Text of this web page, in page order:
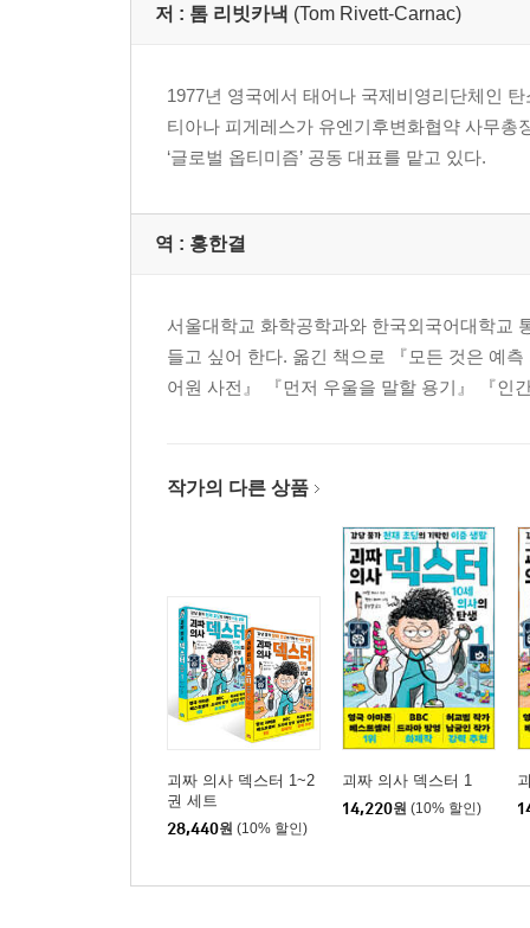
열 번째 행동: 정치 참여에 나서자
결론: 새로운 이야기
지금 할 수 있는 일
감사의 글
저 : 톰 리빗카낵 (Tom Rivett-Carnac)
1977년 영국에서 태어나 국제비영리단체인
티아나 피게레스가 유엔기후변화협약 사무
‘글로벌 옵티미즘’ 공동 대표를 맡고 있다.
역 : 홍한결
서울대학교 화학공학과와 한국외국어대학교
들고 싶어 한다. 옮긴 책으로 『모든 것은 예
어원 사전』 『먼저 우울을 말할 용기』 『인
작가의 다른 상품
괴짜 의사 덱스터 1~2
권 세트
28,440원 (10% 할인)
괴짜 의사 덱스터 1
14,220원 (10% 할인)